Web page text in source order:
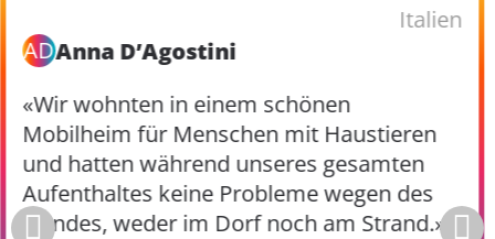
Italien
ADAnna D’Agostini
«Wir wohnten in einem schönen
Mobilheim für Menschen mit Haustieren
und hatten während unseres gesamten
Aufenthaltes keine Probleme wegen des
Hundes, weder im Dorf noch am Strand.»